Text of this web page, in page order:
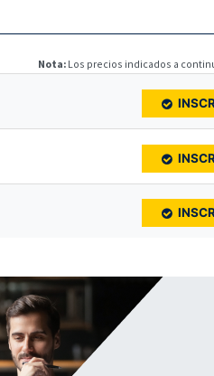
Nota: Los precios indicados a